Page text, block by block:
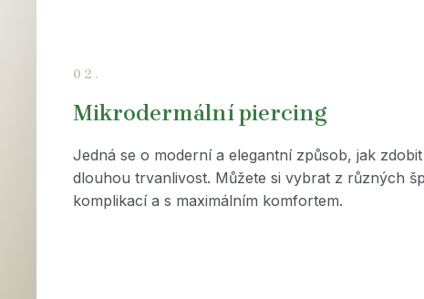
02.
Mikrodermální piercing
Jedná se o moderní a elegantní způsob, jak
dlouhou trvanlivost. Můžete si vybrat z různých
komplikací a s maximálním komfortem.